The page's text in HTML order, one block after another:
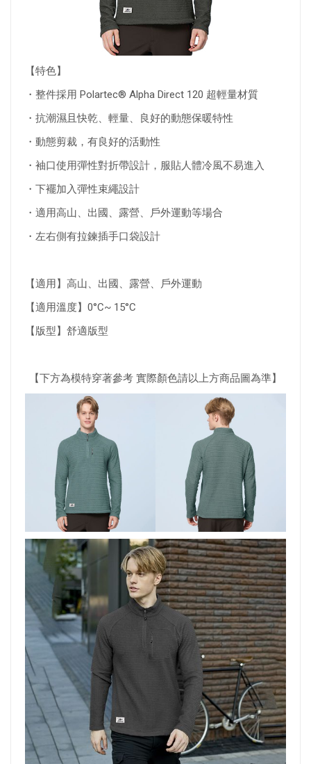
【特色】
・整件採用 Polartec® Alpha Direct 120 超輕量材質
・抗潮濕且快乾、輕量、良好的動態保暖特性
・動態剪裁，有良好的活動性
・袖口使用彈性對折帶設計，服貼人體冷風不易進入
・下襬加入彈性束繩設計
・適用高山、出國、露營、戶外運動等場合
・左右側有拉鍊插手口袋設計
【適用】高山、出國、露營、戶外運動
【適用溫度】0°C~ 15°C
【版型】舒適版型
【下方為模特穿著參考 實際顏色請以上方商品圖為準】